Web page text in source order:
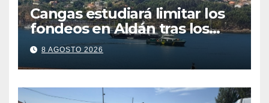
Cangas estudiará limitar los
fondeos en Aldán tras los
últimos episodios de
contaminación en O Con
8 AGOSTO 2026